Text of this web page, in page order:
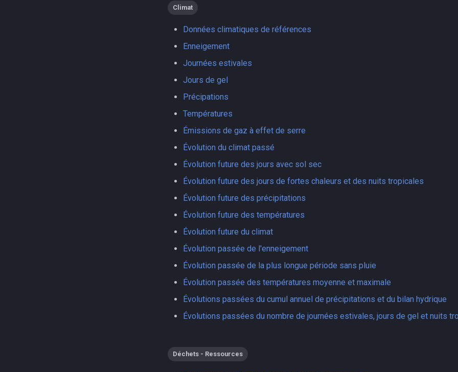
Climat
Données climatiques de références
Enneigement
Journées estivales
Jours de gel
Précipations
Températures
Émissions de gaz à effet de serre
Évolution du climat passé
Évolution future des jours avec sol sec
Évolution future des jours de fortes chaleurs et des nuits tropicales
Évolution future des précipitations
Évolution future des températures
Évolution future du climat
Évolution passée de l'enneigement
Évolution passée de la plus longue période sans pluie
Évolution passée des températures moyenne et maximale
Évolutions passées du cumul annuel de précipitations et du bilan hydrique
Évolutions passées du nombre de journées estivales, jours de gel et nuits
Déchets - Ressources